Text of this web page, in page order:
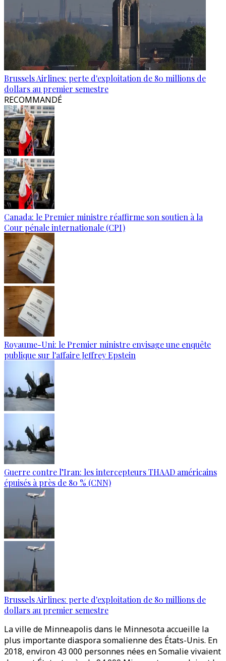
Brussels Airlines: perte d'exploitation de 80 millions de
dollars au premier semestre
RECOMMANDÉ
Canada: le Premier ministre réaffirme son soutien à la
Cour pénale internationale (CPI)
Royaume-Uni: le Premier ministre envisage une enquête
publique sur l'affaire Jeffrey Epstein
Guerre contre l’Iran: les intercepteurs THAAD américains
épuisés à près de 80 % (CNN)
Brussels Airlines: perte d'exploitation de 80 millions de
dollars au premier semestre
La ville de Minneapolis dans le Minnesota accueille la
plus importante diaspora somalienne des États-Unis. En
2018, environ 43 000 personnes nées en Somalie vivaient